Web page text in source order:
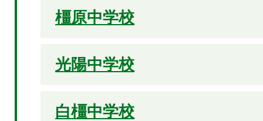
橿原中学校
光陽中学校
白橿中学校